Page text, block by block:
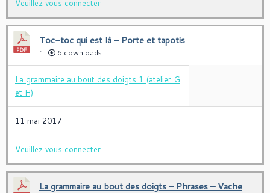
Veuillez vous connecter
Toc-toc qui est là – Porte et tapotis
1 6 downloads
La grammaire au bout des doigts 1 (atelier G
et H)
11 mai 2017
Veuillez vous connecter
La grammaire au bout des doigts – Phrases – Vache